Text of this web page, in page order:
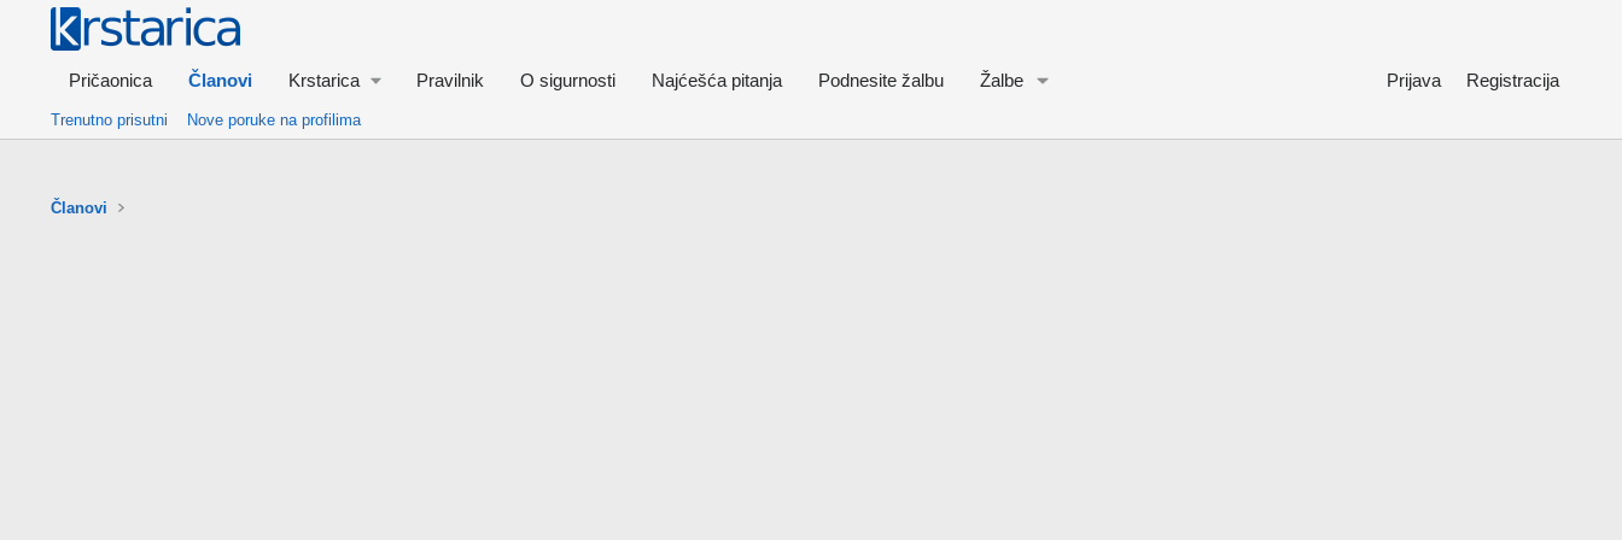
Pričaonica Članovi Krstarica Pravilnik O sigurnosti Najćešća pitanja Podnesite žalbu Žalbe Prijava Registracija
Trenutno prisutni Nove poruke na profilima
Članovi